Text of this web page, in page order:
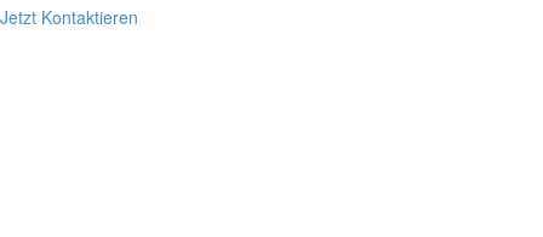
Jetzt Kontaktieren